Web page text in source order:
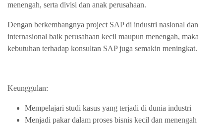
menengah, serta divisi dan anak perusahaan.
Dengan berkembangnya project SAP di industri nasional dan
internasional baik perusahaan kecil maupun menengah, maka
kebutuhan terhadap konsultan SAP juga semakin meningkat.
Keunggulan:
Mempelajari studi kasus yang terjadi di dunia industri
Menjadi pakar dalam proses bisnis kecil dan menengah